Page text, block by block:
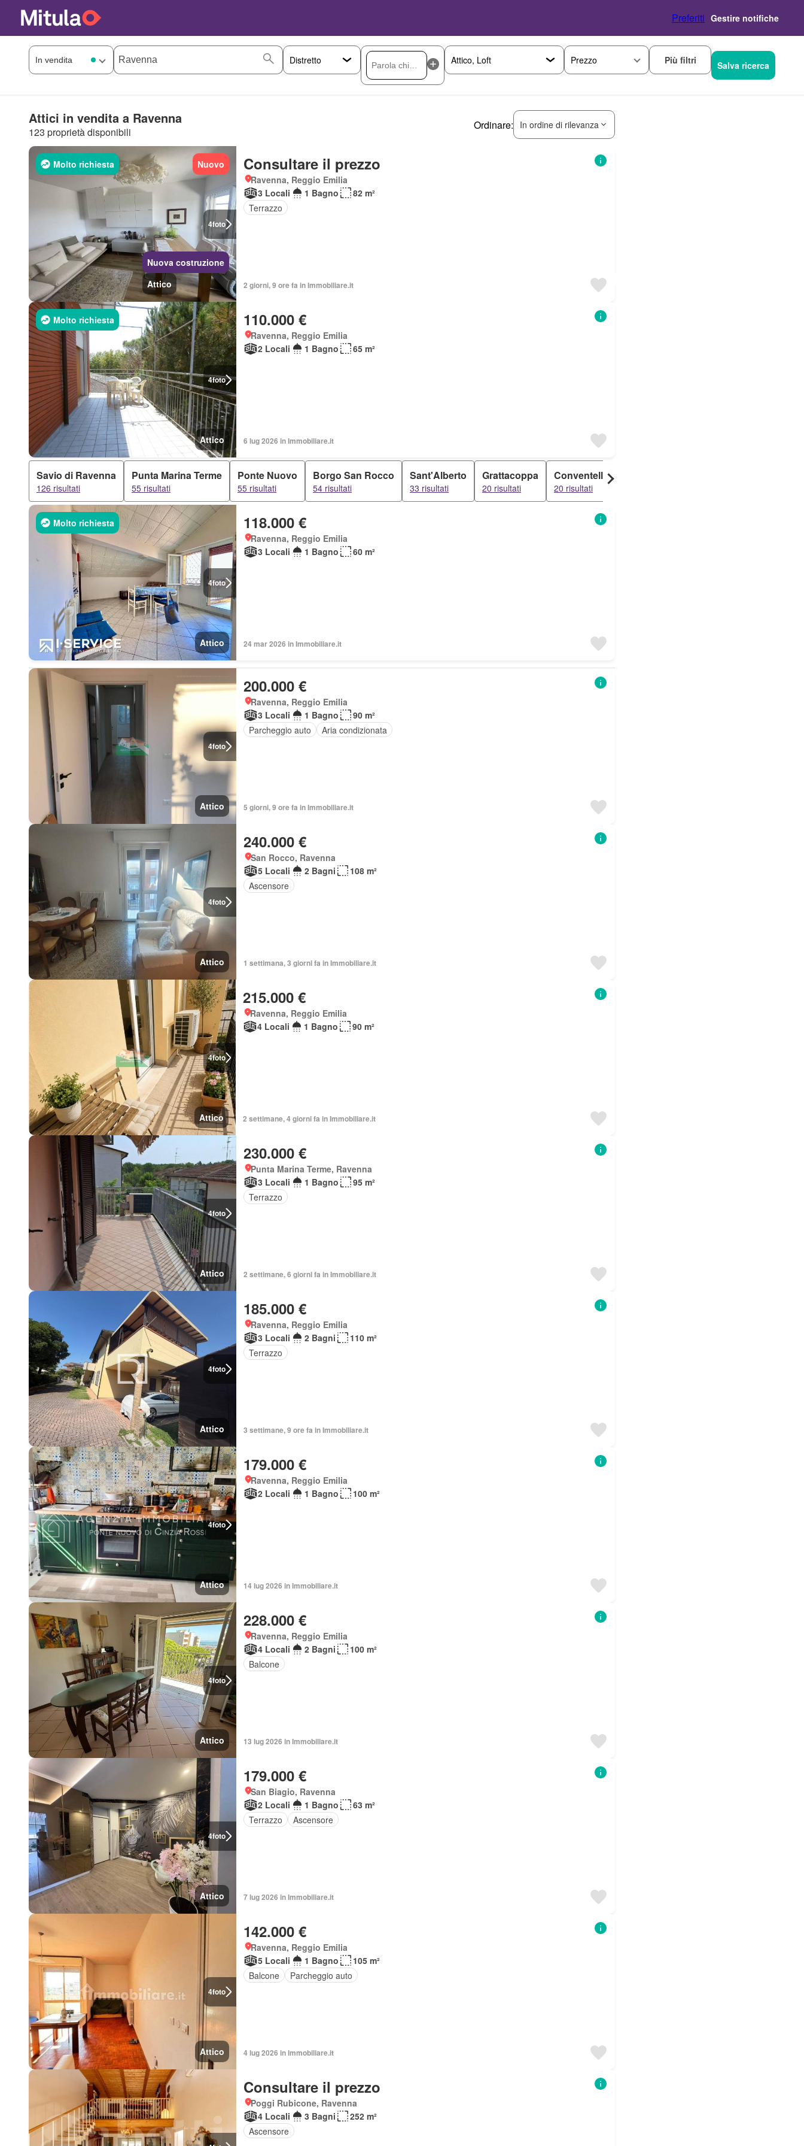
Preferiti Gestire notifiche
Prezzo Più filtri Salva ricerca
Attici in vendita a Ravenna
123 proprietà disponibili
Ordinare: In ordine di rilevanza
4foto
Molto richiesta Nuovo
Nuova costruzione
Attico
Consultare il prezzo
Ravenna, Reggio Emilia
3 Locali
1 Bagno
82 m²
Terrazzo
2 giorni, 9 ore fa in Immobiliare.it
4foto
Molto richiesta
Attico
110.000 €
Ravenna, Reggio Emilia
2 Locali
1 Bagno 65 m²
6 lug 2026 in Immobiliare.it
Savio di Ravenna
126 risultati
Punta Marina Terme
55 risultati
Ponte Nuovo
55 risultati
Borgo San Rocco
54 risultati
Sant'Alberto
33 risultati
Grattacoppa
20 risultati
Conventello
20 risultati
4foto
Molto richiesta
Attico
118.000 €
Ravenna, Reggio Emilia
3 Locali
1 Bagno 60 m²
24 mar 2026 in Immobiliare.it
4foto
Attico
200.000 €
Ravenna, Reggio Emilia
3 Locali
1 Bagno
90 m²
Parcheggio auto
Aria condizionata
5 giorni, 9 ore fa in Immobiliare.it
4foto
Attico
240.000 €
San Rocco, Ravenna
5 Locali
2 Bagni
108 m²
Ascensore
1 settimana, 3 giorni fa in Immobiliare.it
4foto
Attico
215.000 €
Ravenna, Reggio Emilia
4 Locali
1 Bagno 90 m²
2 settimane, 4 giorni fa in Immobiliare.it
4foto
Attico
230.000 €
Punta Marina Terme, Ravenna
3 Locali
1 Bagno
95 m²
Terrazzo
2 settimane, 6 giorni fa in Immobiliare.it
4foto
Attico
185.000 €
Ravenna, Reggio Emilia
3 Locali
2 Bagni
110 m²
Terrazzo
3 settimane, 9 ore fa in Immobiliare.it
4foto
Attico
179.000 €
Ravenna, Reggio Emilia
2 Locali
1 Bagno 100 m²
14 lug 2026 in Immobiliare.it
4foto
Attico
228.000 €
Ravenna, Reggio Emilia
4 Locali
2 Bagni
100 m²
Balcone
13 lug 2026 in Immobiliare.it
4foto
Attico
179.000 €
San Biagio, Ravenna
2 Locali
1 Bagno
63 m²
Terrazzo
Ascensore
7 lug 2026 in Immobiliare.it
4foto
Attico
142.000 €
Ravenna, Reggio Emilia
5 Locali
1 Bagno
105 m²
Balcone
Parcheggio auto
4 lug 2026 in Immobiliare.it
Consultare il prezzo
Poggi Rubicone, Ravenna
4 Locali
3 Bagni
252 m²
Ascensore